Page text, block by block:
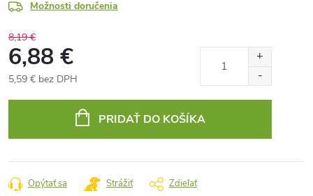
Možnosti doručenia
8,19 €
6,88 €
5,59 € bez DPH
PRIDAŤ DO KOŠÍKA
Opýtať sa Strážiť Zdieľať